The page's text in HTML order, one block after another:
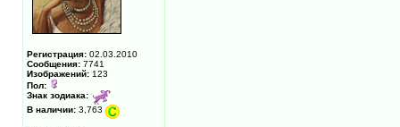
Регистрация: 02.03.2010
Сообщения: 7741
Изображений: 123
Пол:
Знак зодиака:
В наличии: 3,763